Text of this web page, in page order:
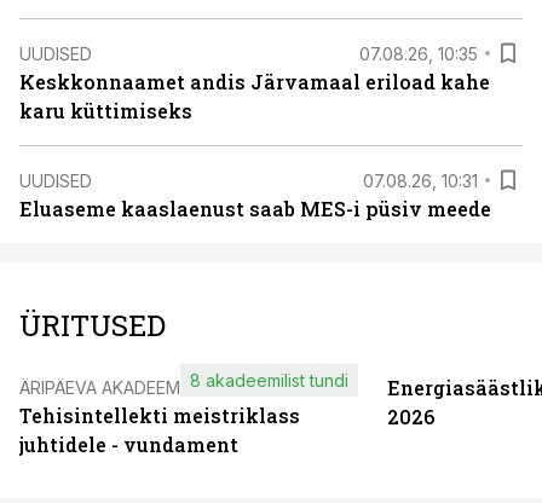
UUDISED 07.08.26, 10:35
Keskkonnaamet andis Järvamaal eriload kahe
karu küttimiseks
UUDISED 07.08.26, 10:31
Eluaseme kaaslaenust saab MES-i püsiv meede
ÜRITUSED
ÄRIPÄEVA AKADEEMIA
Tehisintellekti meistriklass
juhtidele - vundament
8 akadeemilist tundi
2026